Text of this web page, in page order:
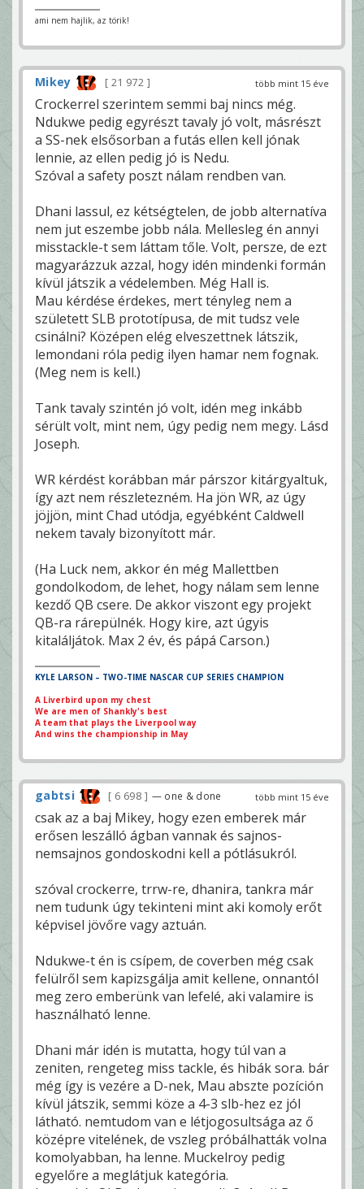
ami nem hajlik, az törik!
több mint 15 éve
Mikey 21 972
Crockerrel szerintem semmi baj nincs még.
Ndukwe pedig egyrészt tavaly jó volt, másrészt
a SS-nek elsősorban a futás ellen kell jónak
lennie, az ellen pedig jó is Nedu.
Szóval a safety poszt nálam rendben van.
Dhani lassul, ez kétségtelen, de jobb alternatíva
nem jut eszembe jobb nála. Mellesleg én annyi
misstackle-t sem láttam tőle. Volt, persze, de ezt
magyarázzuk azzal, hogy idén mindenki formán
kívül játszik a védelemben. Még Hall is.
Mau kérdése érdekes, mert tényleg nem a
született SLB prototípusa, de mit tudsz vele
csinálni? Középen elég elveszettnek látszik,
lemondani róla pedig ilyen hamar nem fognak.
(Meg nem is kell.)
Tank tavaly szintén jó volt, idén meg inkább
sérült volt, mint nem, úgy pedig nem megy. Lásd
Joseph.
WR kérdést korábban már párszor kitárgyaltuk,
így azt nem részletezném. Ha jön WR, az úgy
jöjjön, mint Chad utódja, egyébként Caldwell
nekem tavaly bizonyított már.
(Ha Luck nem, akkor én még Mallettben
gondolkodom, de lehet, hogy nálam sem lenne
kezdő QB csere. De akkor viszont egy projekt
QB-ra rárepülnék. Hogy kire, azt úgyis
kitaláljátok. Max 2 év, és pápá Carson.)
KYLE LARSON – TWO-TIME NASCAR CUP SERIES CHAMPION
A Liverbird upon my chest
We are men of Shankly's best
A team that plays the Liverpool way
And wins the championship in May
több mint 15 éve
gabtsi 6 698 — one & done
csak az a baj Mikey, hogy ezen emberek már
erősen leszálló ágban vannak és sajnos-
nemsajnos gondoskodni kell a pótlásukról.
szóval crockerre, trrw-re, dhanira, tankra már
nem tudunk úgy tekinteni mint aki komoly erőt
képvisel jövőre vagy aztuán.
Ndukwe-t én is csípem, de coverben még csak
felülről sem kapizsgálja amit kellene, onnantól
meg zero emberünk van lefelé, aki valamire is
használható lenne.
Dhani már idén is mutatta, hogy túl van a
zeniten, rengeteg miss tackle, és hibák sora. bár
még így is vezére a D-nek, Mau abszte pozíción
kívül játszik, semmi köze a 4-3 slb-hez ez jól
látható. nemtudom van e létjogosultsága az ő
középre vitelének, de vszleg próbálhatták volna
komolyabban, ha lenne. Muckelroy pedig
egyelőre a meglátjuk kategória.